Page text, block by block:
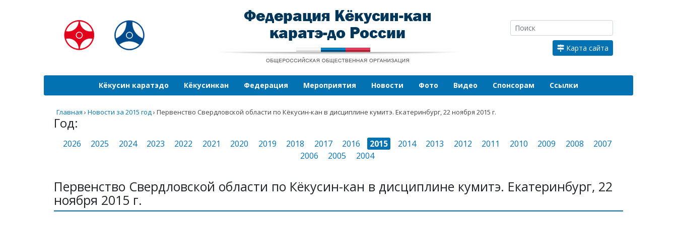
Карта сайта
Кёкусин каратэдо Кёкусинкан Федерация Мероприятия Новости Фото Видео Спонсорам Ссылки
Главная › Новости за 2015 год› Первенство Свердловской области по Кёкусин-кан в дисциплине кумитэ. Екатеринбург, 22 ноября 2015 г.
Год:
2026 2025 2024 2023 2022 2021 2020 2019 2018 2017 2016 2015 2014 2013 2012 2011 2010 2009 2008
2007
2006
2005 2004
Первенство Свердловской области по Кёкусин-кан в дисциплине кумитэ. Екатеринбург, 22
ноября 2015 г.